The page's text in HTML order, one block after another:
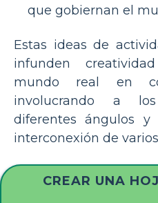
que gobiernan el
Estas ideas de
infunden
mundo real en
involucrando a
diferentes ángulos
interconexión de
CREAR UNA